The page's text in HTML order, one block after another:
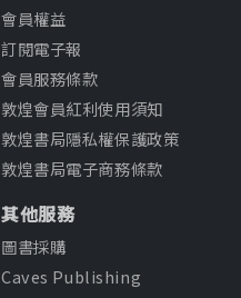
會員權益
訂閱電子報
會員服務條款
敦煌會員紅利使用須知
敦煌書局隱私權保護政策
敦煌書局電子商務條款
其他服務
圖書採購
Caves Publishing